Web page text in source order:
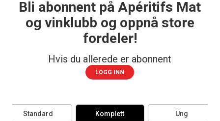
Bli abonnent på Apéritifs Mat
og vinklubb og oppnå store
fordeler!
Hvis du allerede er abonnent
LOGG INN
Standard Komplett Ung